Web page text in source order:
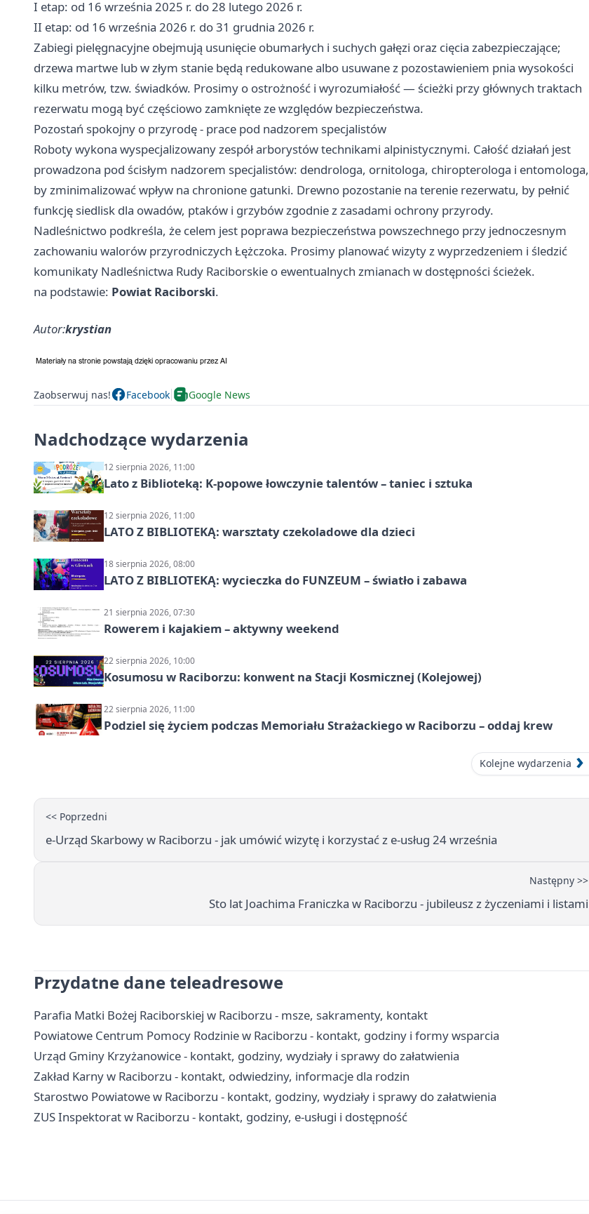
I etap: od 16 września 2025 r. do 28 lutego 2026 r.
II etap: od 16 września 2026 r. do 31 grudnia 2026 r.
Zabiegi pielęgnacyjne obejmują usunięcie obumarłych i suchych gałęzi oraz cięcia zabezpieczające;
drzewa martwe lub w złym stanie będą redukowane albo usuwane z pozostawieniem pnia wysokości
kilku metrów, tzw. świadków. Prosimy o ostrożność i wyrozumiałość — ścieżki przy głównych traktach
rezerwatu mogą być częściowo zamknięte ze względów bezpieczeństwa.
Pozostań spokojny o przyrodę - prace pod nadzorem specjalistów
Roboty wykona wyspecjalizowany zespół arborystów technikami alpinistycznymi. Całość działań jest
prowadzona pod ścisłym nadzorem specjalistów: dendrologa, ornitologa, chiropterologa i entomologa,
by zminimalizować wpływ na chronione gatunki. Drewno pozostanie na terenie rezerwatu, by pełnić
funkcję siedlisk dla owadów, ptaków i grzybów zgodnie z zasadami ochrony przyrody.
Nadleśnictwo podkreśla, że celem jest poprawa bezpieczeństwa powszechnego przy jednoczesnym
zachowaniu walorów przyrodniczych Łężczoka. Prosimy planować wizyty z wyprzedzeniem i śledzić
komunikaty Nadleśnictwa Rudy Raciborskie o ewentualnych zmianach w dostępności ścieżek.
na podstawie: Powiat Raciborski.
Autor:krystian
Zaobserwuj nas! Facebook Google News
Nadchodzące wydarzenia
12 sierpnia 2026, 11:00
Lato z Biblioteką: K-popowe łowczynie talentów – taniec i sztuka
12 sierpnia 2026, 11:00
LATO Z BIBLIOTEKĄ: warsztaty czekoladowe dla dzieci
18 sierpnia 2026, 08:00
LATO Z BIBLIOTEKĄ: wycieczka do FUNZEUM – światło i zabawa
21 sierpnia 2026, 07:30
Rowerem i kajakiem – aktywny weekend
22 sierpnia 2026, 10:00
Kosumosu w Raciborzu: konwent na Stacji Kosmicznej (Kolejowej)
22 sierpnia 2026, 11:00
Podziel się życiem podczas Memoriału Strażackiego w Raciborzu – oddaj krew
Kolejne wydarzenia
<< Poprzedni
e-Urząd Skarbowy w Raciborzu - jak umówić wizytę i korzystać z e-usług 24 września
Następny >>
Sto lat Joachima Franiczka w Raciborzu - jubileusz z życzeniami i listami
Przydatne dane teleadresowe
Parafia Matki Bożej Raciborskiej w Raciborzu - msze, sakramenty, kontakt
Powiatowe Centrum Pomocy Rodzinie w Raciborzu - kontakt, godziny i formy wsparcia
Urząd Gminy Krzyżanowice - kontakt, godziny, wydziały i sprawy do załatwienia
Zakład Karny w Raciborzu - kontakt, odwiedziny, informacje dla rodzin
Starostwo Powiatowe w Raciborzu - kontakt, godziny, wydziały i sprawy do załatwienia
ZUS Inspektorat w Raciborzu - kontakt, godziny, e-usługi i dostępność